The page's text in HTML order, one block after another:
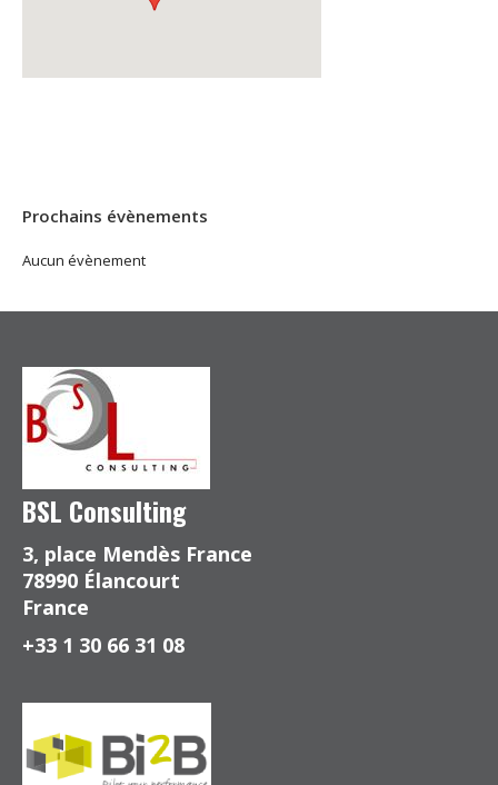
Prochains évènements
Aucun évènement
BSL Consulting
3, place Mendès France
78990 Élancourt
France
+33 1 30 66 31 08